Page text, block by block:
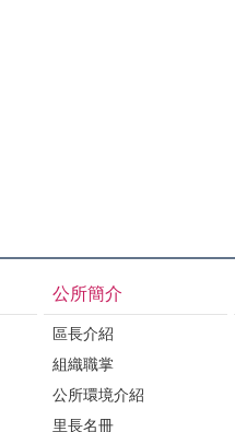
公所簡介
區長介紹
組織職掌
公所環境介紹
里長名冊